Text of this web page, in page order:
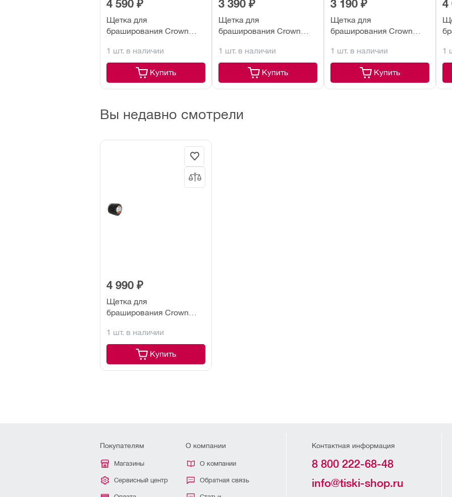
4 590 ₽
Щетка для
браширования Crown
1 шт. в наличии
Купить
3 390 ₽
Щетка для
браширования Crown
ткань
1 шт. в наличии
Купить
3 190 ₽
Щетка для
браширования Crown
1 шт. в наличии
Купить
4
1
Вы недавно смотрели
4 990 ₽
Щетка для
браширования Crown
нейлоновая
1 шт. в наличии
Купить
Покупателям
Магазины
Сервисный центр
О компании
О компании
Обратная связь
Контактная информация
8 800 222-68-48
info@tiski-shop.ru